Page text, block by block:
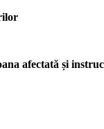
afectată și